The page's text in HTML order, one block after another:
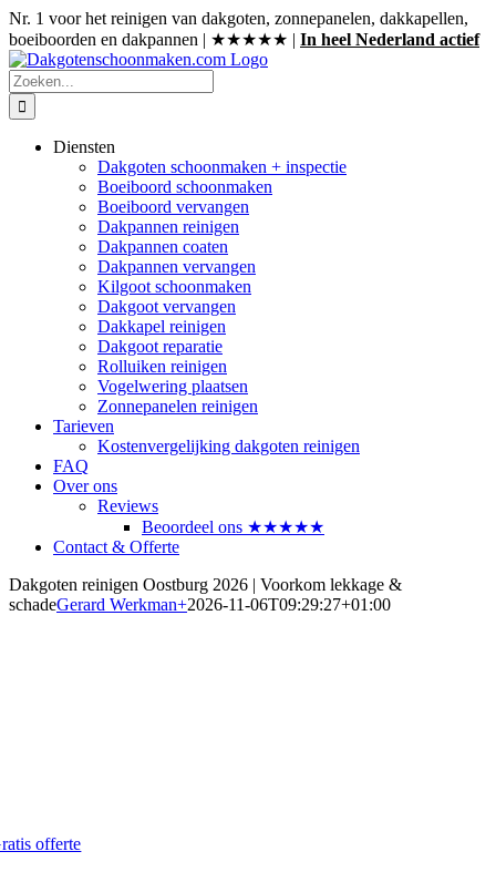
Ga
naar
inhoud
Nr. 1 voor het reinigen van dakgoten, zonnepanelen, dakkapellen,
boeiboorden en dakpannen | ★★★★★ | In heel Nederland actief
Zoeken
naar:
Diensten
Dakgoten schoonmaken + inspectie
Boeiboord schoonmaken
Boeiboord vervangen
Dakpannen reinigen
Dakpannen coaten
Dakpannen vervangen
Kilgoot schoonmaken
Dakgoot vervangen
Dakkapel reinigen
Dakgoot reparatie
Rolluiken reinigen
Vogelwering plaatsen
Zonnepanelen reinigen
Tarieven
Kostenvergelijking dakgoten reinigen
FAQ
Over ons
Reviews
Beoordeel ons ★★★★★
Contact & Offerte
Dakgoten reinigen Oostburg 2026 | Voorkom lekkage &
schadeGerard Werkman+2026-11-06T09:29:27+01:00
offerte